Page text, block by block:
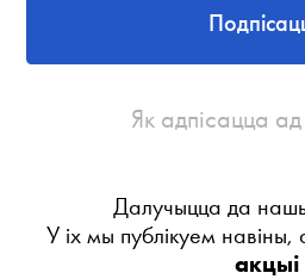
Як адпісацца
Далучыцца да
У іх мы публікуем
акцыі